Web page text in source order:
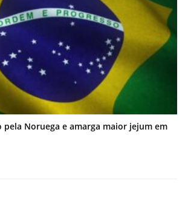
pela Noruega e amarga maior jejum em